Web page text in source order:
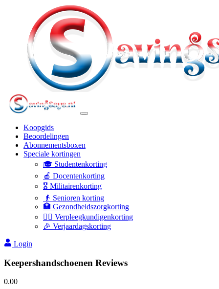
Koopgids
Beoordelingen
Abonnementsboxen
Speciale kortingen
🎓 Studentenkorting
🍎 Docentenkorting
🎖️ Militairenkorting
👴 Senioren korting
🏥 Gezondheidszorgkorting
👩‍⚕️ Verpleegkundigenkorting
🎉 Verjaardagskorting
Login
Keepershandschoenen Reviews
0.00